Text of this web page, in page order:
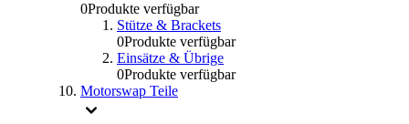
0Produkte verfügbar
Stütze & Brackets
0Produkte verfügbar
Einsätze & Übrige
0Produkte verfügbar
Motorswap Teile